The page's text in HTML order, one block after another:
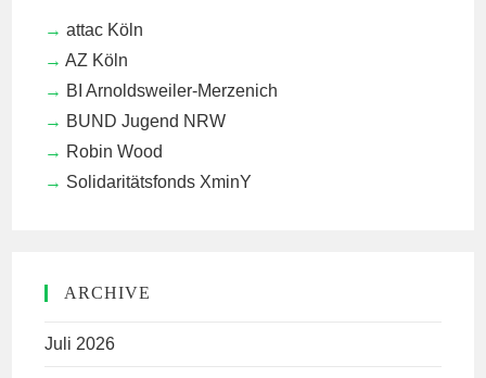
attac Köln
AZ Köln
BI Arnoldsweiler-Merzenich
BUND Jugend NRW
Robin Wood
Solidaritätsfonds XminY
ARCHIVE
Juli 2026